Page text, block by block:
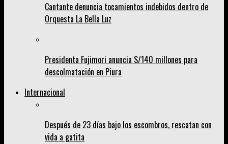
Cantante denuncia tocamientos indebidos dentro de
Orquesta La Bella Luz
Presidenta Fujimori anuncia S/140 millones para
descolmatación en Piura
Internacional
Después de 23 días bajo los escombros, rescatan con
vida a gatita